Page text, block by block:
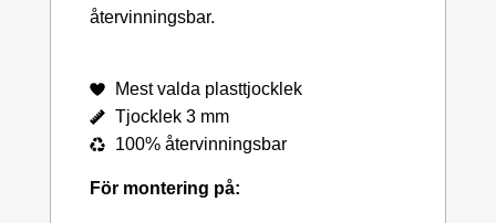
återvinningsbar.
Mest valda plasttjocklek
Tjocklek 3 mm
100% återvinningsbar
För montering på: